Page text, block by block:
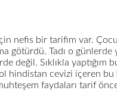
nefis bir tarifim var.
götürdü. Tadı o
değil. Sıklıkla yaptığım
hindistan cevizi içeren
faydaları tarif